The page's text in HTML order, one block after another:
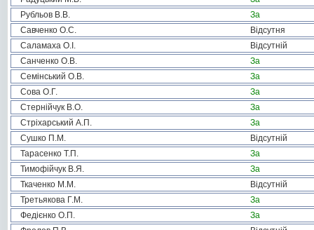
Рубльов В.В.
За
Савченко О.С.
Відсутня
Саламаха О.І.
Відсутній
Санченко О.В.
За
Семінський О.В.
За
Сова О.Г.
За
Стернійчук В.О.
За
Стріхарський А.П.
За
Сушко П.М.
Відсутній
Тарасенко Т.П.
За
Тимофійчук В.Я.
За
Ткаченко М.М.
Відсутній
Третьякова Г.М.
За
Федієнко О.П.
За